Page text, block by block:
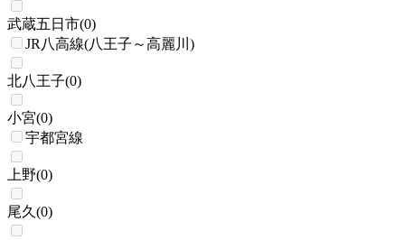
武蔵五日市(0)
JR八高線(八王子～高麗川)
北八王子(0)
小宮(0)
宇都宮線
上野(0)
尾久 (0)